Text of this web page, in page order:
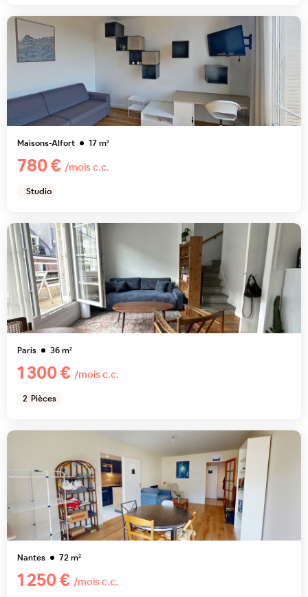
Maisons-Alfort 17m²
780 € /mois c.c.
Studio
Paris 36m²
1 300 € /mois c.c.
2 Pièces
Nantes 72m²
1 250 € /mois c.c.